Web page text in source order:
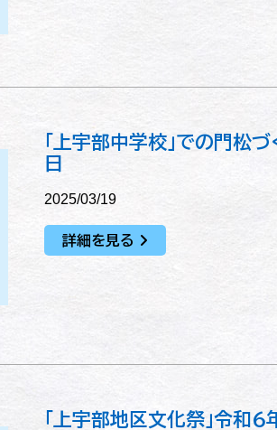
「上宇部中学校」での門松
日
2025/03/19
詳細を見る
「上宇部地区文化祭」令和６年